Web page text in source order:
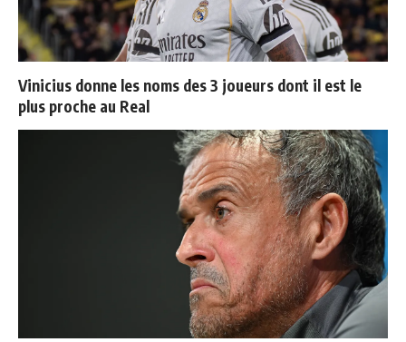
Vinicius donne les noms des 3 joueurs dont il est le
plus proche au Real